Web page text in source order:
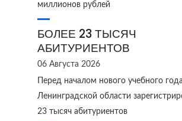
миллионов рублей
БОЛЕЕ 23 ТЫСЯЧ
АБИТУРИЕНТОВ
06 Августа 2026
Перед началом нового учебного
Ленинградской области
23 тысяч абитуриентов